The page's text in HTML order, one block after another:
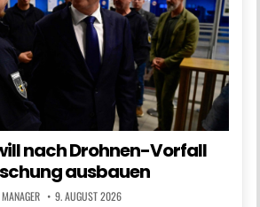
nach Drohnen-Vorfall
ausbauen
MANAGER 9. AUGUST 2026